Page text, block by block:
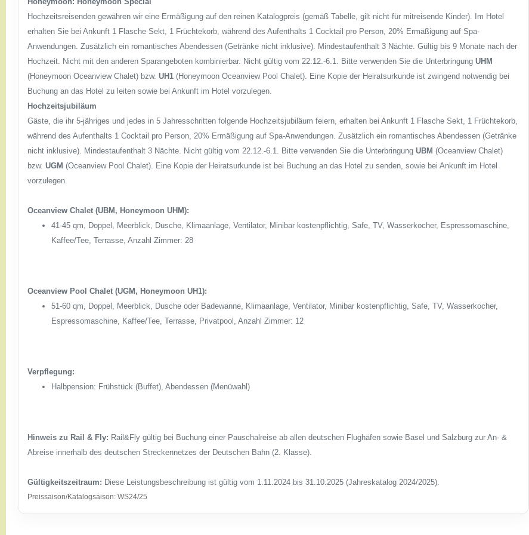
Hochzeitsreisenden gewähren wir eine Ermäßigung auf den reinen Katalogpreis (gemäß Tabelle, gilt nicht für mitreisende Kinder). Im Hotel
erhalten Sie bei Ankunft 1 Flasche Sekt, 1 Früchtekorb, während des Aufenthalts 1 Cocktail pro Person, 20% Ermäßigung auf Spa-
Anwendungen. Zusätzlich ein romantisches Abendessen (Getränke nicht inklusive). Mindestaufenthalt 3 Nächte. Gültig bis 9 Monate nach der
Hochzeit. Nicht mit den anderen Sparangeboten kombinierbar. Nicht gültig vom 22.12.-6.1. Bitte verwenden Sie die Unterbringung UHM
(Honeymoon Oceanview Chalet) bzw. UH1 (Honeymoon Oceanview Pool Chalet). Eine Kopie der Heiratsurkunde ist zwingend notwendig bei
Buchung an das Hotel zu leiten sowie bei Ankunft im Hotel vorzulegen.
Hochzeitsjubiläum
Gäste, die ihr 5-jähriges und jedes in 5 Jahresschritten folgende Hochzeitsjubiläum feiern, erhalten bei Ankunft 1 Flasche Sekt, 1 Früchtekorb,
während des Aufenthalts 1 Cocktail pro Person, 20% Ermäßigung auf Spa-Anwendungen. Zusätzlich ein romantisches Abendessen (Getränke
nicht inklusive). Mindestaufenthalt 3 Nächte. Nicht gültig vom 22.12.-6.1. Bitte verwenden Sie die Unterbringung UBM (Oceanview Chalet)
bzw. UGM (Oceanview Pool Chalet). Eine Kopie der Heiratsurkunde ist bei Buchung an das Hotel zu senden, sowie bei Ankunft im Hotel
vorzulegen.
Oceanview Chalet (UBM, Honeymoon UHM):
41-45 qm, Doppel, Meerblick, Dusche, Klimaanlage, Ventilator, Minibar kostenpflichtig, Safe, TV, Wasserkocher, Espressomaschine,
Kaffee/Tee, Terrasse, Anzahl Zimmer: 28
Oceanview Pool Chalet (UGM, Honeymoon UH1):
51-60 qm, Doppel, Meerblick, Dusche oder Badewanne, Klimaanlage, Ventilator, Minibar kostenpflichtig, Safe, TV, Wasserkocher,
Espressomaschine, Kaffee/Tee, Terrasse, Privatpool, Anzahl Zimmer: 12
Verpflegung:
Halbpension: Frühstück (Buffet), Abendessen (Menüwahl)
Hinweis zu Rail & Fly: Rail&Fly gültig bei Buchung einer Pauschalreise ab allen deutschen Flughäfen sowie Basel und Salzburg zur An- &
Abreise innerhalb des deutschen Streckennetzes der Deutschen Bahn (2. Klasse).
Gültigkeitszeitraum: Diese Leistungsbeschreibung ist gültig vom 1.11.2024 bis 31.10.2025 (Jahreskatalog 2024/2025).
Preissaison/Katalogsaison: WS24/25